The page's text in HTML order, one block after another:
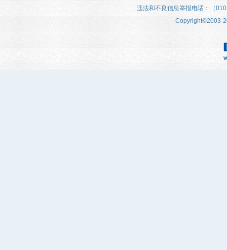
违法和不良信息举报电话：（
Copyright©2003-